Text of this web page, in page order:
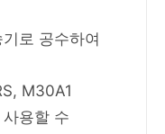
로 공수하여
M30A1
용할 수